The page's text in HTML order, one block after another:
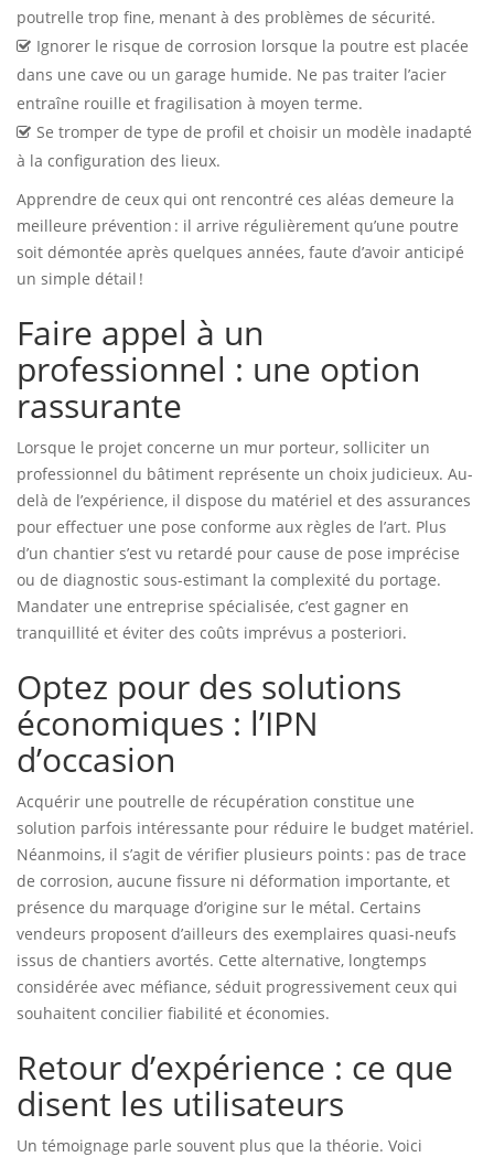
poutrelle trop fine, menant à des problèmes de sécurité.
Ignorer le risque de corrosion lorsque la poutre est placée
dans une cave ou un garage humide. Ne pas traiter l’acier
entraîne rouille et fragilisation à moyen terme.
Se tromper de type de profil et choisir un modèle inadapté
à la configuration des lieux.
Apprendre de ceux qui ont rencontré ces aléas demeure la
meilleure prévention : il arrive régulièrement qu’une poutre
soit démontée après quelques années, faute d’avoir anticipé
un simple détail !
Faire appel à un
professionnel : une option
rassurante
Lorsque le projet concerne un mur porteur, solliciter un
professionnel du bâtiment représente un choix judicieux. Au-
delà de l’expérience, il dispose du matériel et des assurances
pour effectuer une pose conforme aux règles de l’art. Plus
d’un chantier s’est vu retardé pour cause de pose imprécise
ou de diagnostic sous-estimant la complexité du portage.
Mandater une entreprise spécialisée, c’est gagner en
tranquillité et éviter des coûts imprévus a posteriori.
Optez pour des solutions
économiques : l’IPN
d’occasion
Acquérir une poutrelle de récupération constitue une
solution parfois intéressante pour réduire le budget matériel.
Néanmoins, il s’agit de vérifier plusieurs points : pas de trace
de corrosion, aucune fissure ni déformation importante, et
présence du marquage d’origine sur le métal. Certains
vendeurs proposent d’ailleurs des exemplaires quasi-neufs
issus de chantiers avortés. Cette alternative, longtemps
considérée avec méfiance, séduit progressivement ceux qui
souhaitent concilier fiabilité et économies.
Retour d’expérience : ce que
disent les utilisateurs
Un témoignage parle souvent plus que la théorie. Voici